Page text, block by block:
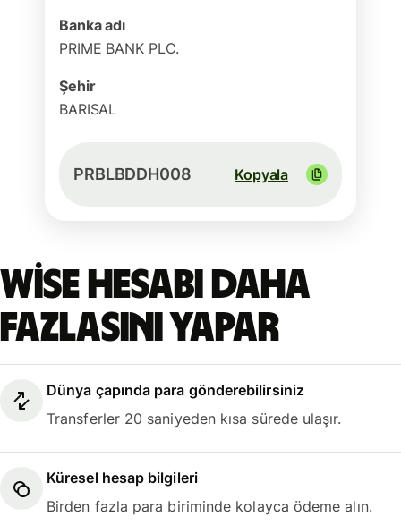
Banka adı
PRIME BANK PLC.
Şehir
BARISAL
PRBLBDDH008 Kopyala
Wise hesabı daha
fazlasını yapar
Dünya çapında para gönderebilirsiniz
Transferler 20 saniyeden kısa sürede ulaşır.
Küresel hesap bilgileri
Birden fazla para biriminde kolayca ödeme alın.